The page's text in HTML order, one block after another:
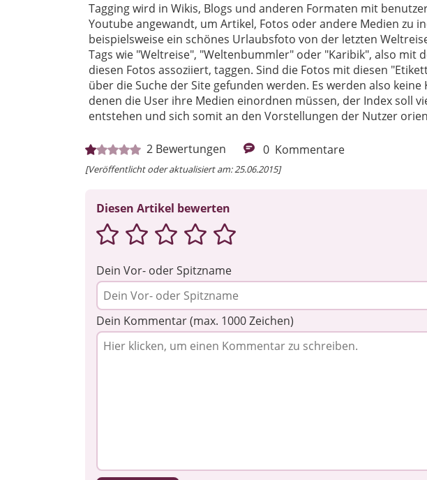
Tagging wird in Wikis, Blogs und anderen Formaten mit
Youtube angewandt, um Artikel, Fotos oder andere Medien zu
beispielsweise ein schönes Urlaubsfoto von der letzten
Tags wie "Weltreise", "Weltenbummler" oder "Karibik", also mit
diesen Fotos assoziiert, taggen. Sind die Fotos mit diesen
über die Suche der Site gefunden werden. Es werden also
denen die User ihre Medien einordnen müssen, der Index soll
entstehen und sich somit an den Vorstellungen der Nutzer
2 Bewertungen 0 Kommentare
[Veröffentlicht oder aktualisiert am: 25.06.2015]
Diesen Artikel bewerten
Dein Vor- oder Spitzname
Dein Kommentar (max. 1000 Zeichen)